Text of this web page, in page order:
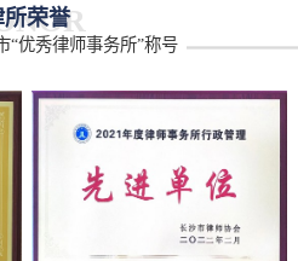
所荣誉
“优秀律师事务所”称号